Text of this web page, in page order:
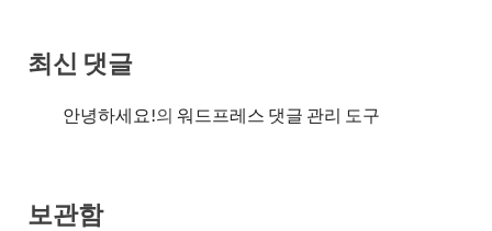
최신 댓글
안녕하세요!의 워드프레스 댓글 관리 도구
보관함